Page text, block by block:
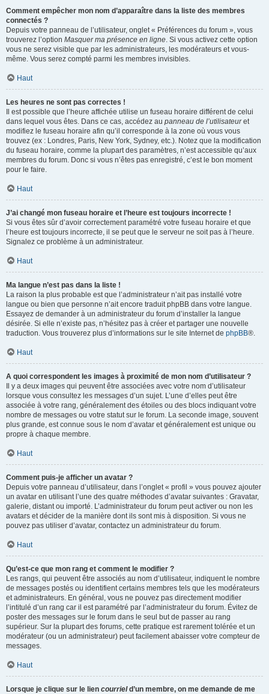
Comment empêcher mon nom d’apparaître dans la liste des membres
connectés ?
Depuis votre panneau de l’utilisateur, onglet « Préférences du forum », vous
trouverez l’option Masquer ma présence en ligne. Si vous activez cette option
vous ne serez visible que par les administrateurs, les modérateurs et vous-
même. Vous serez compté parmi les membres invisibles.
Haut
Les heures ne sont pas correctes !
Il est possible que l’heure affichée utilise un fuseau horaire différent de celui
dans lequel vous êtes. Dans ce cas, accédez au panneau de l’utilisateuret
modifiez le fuseau horaire afin qu’il corresponde à la zone où vous vous
trouvez (ex : Londres, Paris, New York, Sydney, etc.). Notez que la modification
du fuseau horaire, comme la plupart des paramètres, n’est accessible qu’aux
membres du forum. Donc si vous n’êtes pas enregistré, c’est le bon moment
pour le faire.
Haut
J’ai changé mon fuseau horaire et l’heure est toujours incorrecte !
Si vous êtes sûr d’avoir correctement paramétré votre fuseau horaire et que
l’heure est toujours incorrecte, il se peut que le serveur ne soit pas à l’heure.
Signalez ce problème à un administrateur.
Haut
Ma langue n’est pas dans la liste !
La raison la plus probable est que l’administrateur n’ait pas installé votre
langue ou bien que personne n’ait encore traduit phpBB dans votre langue.
Essayez de demander à un administrateur du forum d’installer la langue
désirée. Si elle n’existe pas, n’hésitez pas à créer et partager une nouvelle
traduction. Vous trouverez plus d’informations sur le site Internet de phpBB®.
Haut
A quoi correspondent les images à proximité de mon nom d’utilisateur ?
Il y a deux images qui peuvent être associées avec votre nom d’utilisateur
lorsque vous consultez les messages d’un sujet. L’une d’elles peut être
associée à votre rang, généralement des étoiles ou des blocs indiquant votre
nombre de messages ou votre statut sur le forum. La seconde image, souvent
plus grande, est connue sous le nom d’avatar et généralement est unique ou
propre à chaque membre.
Haut
Comment puis-je afficher un avatar ?
Depuis votre panneau d’utilisateur, dans l’onglet « profil » vous pouvez ajouter
un avatar en utilisant l’une des quatre méthodes d’avatar suivantes : Gravatar,
galerie, distant ou importé. L’administrateur du forum peut activer ou non les
avatars et décider de la manière dont ils sont mis à disposition. Si vous ne
pouvez pas utiliser d’avatar, contactez un administrateur du forum.
Haut
Qu’est-ce que mon rang et comment le modifier ?
Les rangs, qui peuvent être associés au nom d’utilisateur, indiquent le nombre
de messages postés ou identifient certains membres tels que les modérateurs
et administrateurs. En général, vous ne pouvez pas directement modifier
l’intitulé d’un rang car il est paramétré par l’administrateur du forum. Évitez de
poster des messages sur le forum dans le seul but de passer au rang
supérieur. Sur la plupart des forums, cette pratique est rarement tolérée et un
modérateur (ou un administrateur) peut facilement abaisser votre compteur de
messages.
Haut
Lorsque je clique sur le lien courrield’un membre, on me demande de me